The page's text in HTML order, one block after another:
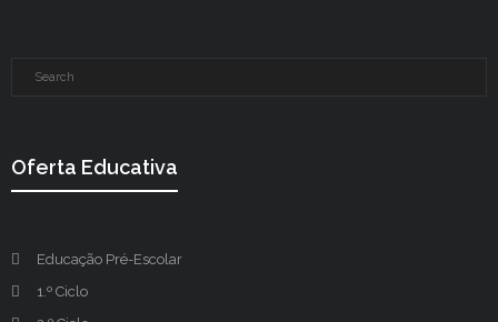
Oferta Educativa
Educação Pré-Escolar
1.º Ciclo